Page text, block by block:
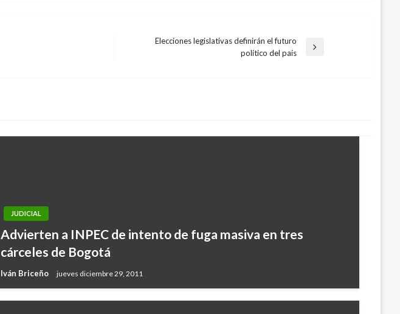
Elecciones legislativas definirán el futuro
político del país
JUDICIAL
Advierten a INPEC de intento de fuga masiva en tres
cárceles de Bogotá
Iván Briceño jueves diciembre 29, 2011